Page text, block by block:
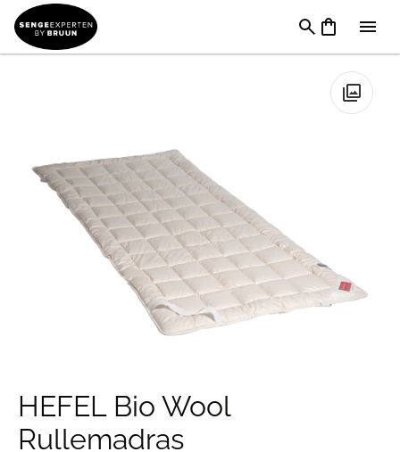
Sengetøj & Lagner
Rullemadrasser
🔍
HEFEL Bio Wool
Rullemadras